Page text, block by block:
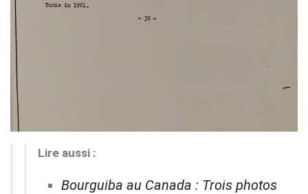
Lire aussi :
Bourguiba au Canada : Trois photos